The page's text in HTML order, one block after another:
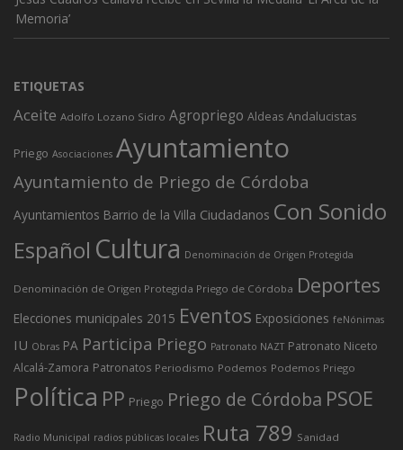
Memoria’
ETIQUETAS
Aceite Adolfo Lozano Sidro Agropriego Aldeas Andalucistas
Priego Asociaciones Ayuntamiento
Ayuntamiento de Priego de Córdoba
Ayuntamientos Barrio de la Villa Ciudadanos Con Sonido
Español Cultura Denominación de Origen Protegida
Denominación de Origen Protegida Priego de Córdoba Deportes
Elecciones municipales 2015 Eventos Exposiciones feNónimas
IU Obras PA Participa Priego Patronato NAZT Patronato Niceto
Alcalá-Zamora Patronatos Periodismo Podemos Podemos Priego
Política PP Priego Priego de Córdoba PSOE
Radio Municipal radios públicas locales Ruta 789 Sanidad